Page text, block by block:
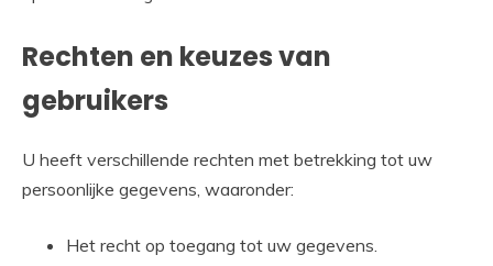
Rechten en keuzes van
gebruikers
U heeft verschillende rechten met betrekking tot uw
persoonlijke gegevens, waaronder:
Het recht op toegang tot uw gegevens.